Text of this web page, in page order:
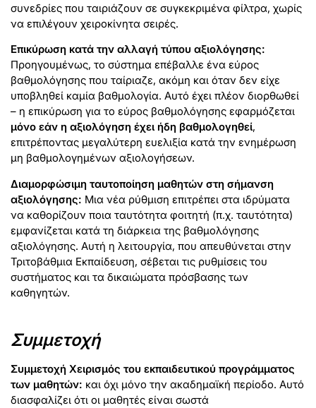
συνεδρίες που ταιριάζουν σε συγκεκριμένα φίλτρα, χωρίς
να επιλέγουν χειροκίνητα σειρές.
Επικύρωση κατά την αλλαγή τύπου αξιολόγησης:
Προηγουμένως, το σύστημα επέβαλλε ένα εύρος
βαθμολόγησης που ταίριαζε, ακόμη και όταν δεν είχε
υποβληθεί καμία βαθμολογία. Αυτό έχει πλέον διορθωθεί
– η επικύρωση για το εύρος βαθμολόγησης εφαρμόζεται
μόνο εάν η αξιολόγηση έχει ήδη βαθμολογηθεί,
επιτρέποντας μεγαλύτερη ευελιξία κατά την ενημέρωση
μη βαθμολογημένων αξιολογήσεων.
Διαμορφώσιμη ταυτοποίηση μαθητών στη σήμανση
αξιολόγησης: Μια νέα ρύθμιση επιτρέπει στα ιδρύματα
να καθορίζουν ποια ταυτότητα φοιτητή (π.χ. ταυτότητα)
εμφανίζεται κατά τη διάρκεια της βαθμολόγησης
αξιολόγησης. Αυτή η λειτουργία, που απευθύνεται στην
Τριτοβάθμια Εκπαίδευση, σέβεται τις ρυθμίσεις του
συστήματος και τα δικαιώματα πρόσβασης των
καθηγητών.
Συμμετοχή
Συμμετοχή Χειρισμός του εκπαιδευτικού προγράμματος
των μαθητών: και όχι μόνο την ακαδημαϊκή περίοδο. Αυτό
διασφαλίζει ότι οι μαθητές είναι σωστά